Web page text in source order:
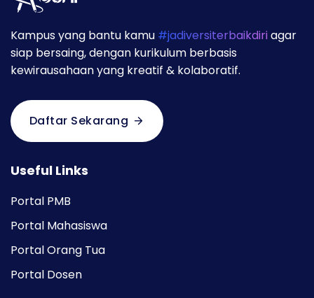
Kampus yang bantu kamu #jadiversiterbaikdiriagar
siap bersaing, dengan kurikulum berbasis
kewirausahaan yang kreatif & kolaboratif.
Daftar Sekarang
Useful Links
Portal PMB
Portal Mahasiswa
Portal Orang Tua
Portal Dosen